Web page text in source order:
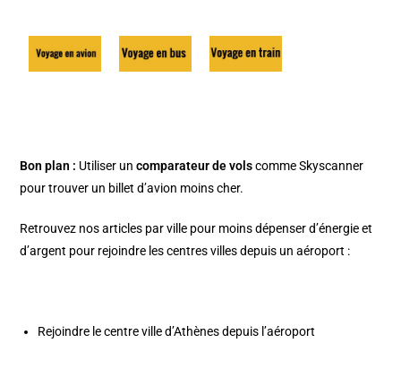
Bon plan : Utiliser uncomparateur de volscommeSkyscanner
pour trouver un billet d’avion moins cher.
Retrouvez nos articles par ville pour moins dépenser d’énergie et
d’argent pour rejoindre les centres villes depuis unaéroport :
Rejoindre le centre ville d’Athènes depuis l’aéroport